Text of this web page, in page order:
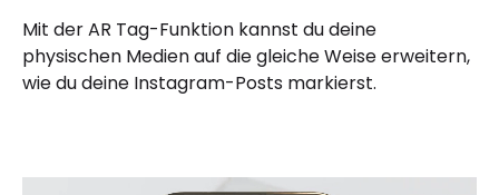
Mit der AR Tag-Funktion kannst du deine
physischen Medien auf die gleiche Weise erweitern,
wie du deine Instagram-Posts markierst.